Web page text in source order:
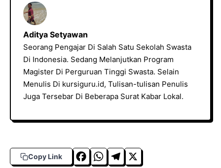
Aditya Setyawan
Seorang Pengajar Di Salah Satu Sekolah Swasta
Di Indonesia. Sedang Melanjutkan Program
Magister Di Perguruan Tinggi Swasta. Selain
Menulis Di kursiguru.id, Tulisan-tulisan Penulis
Juga Tersebar Di Beberapa Surat Kabar Lokal.
Copy Link
F W T X